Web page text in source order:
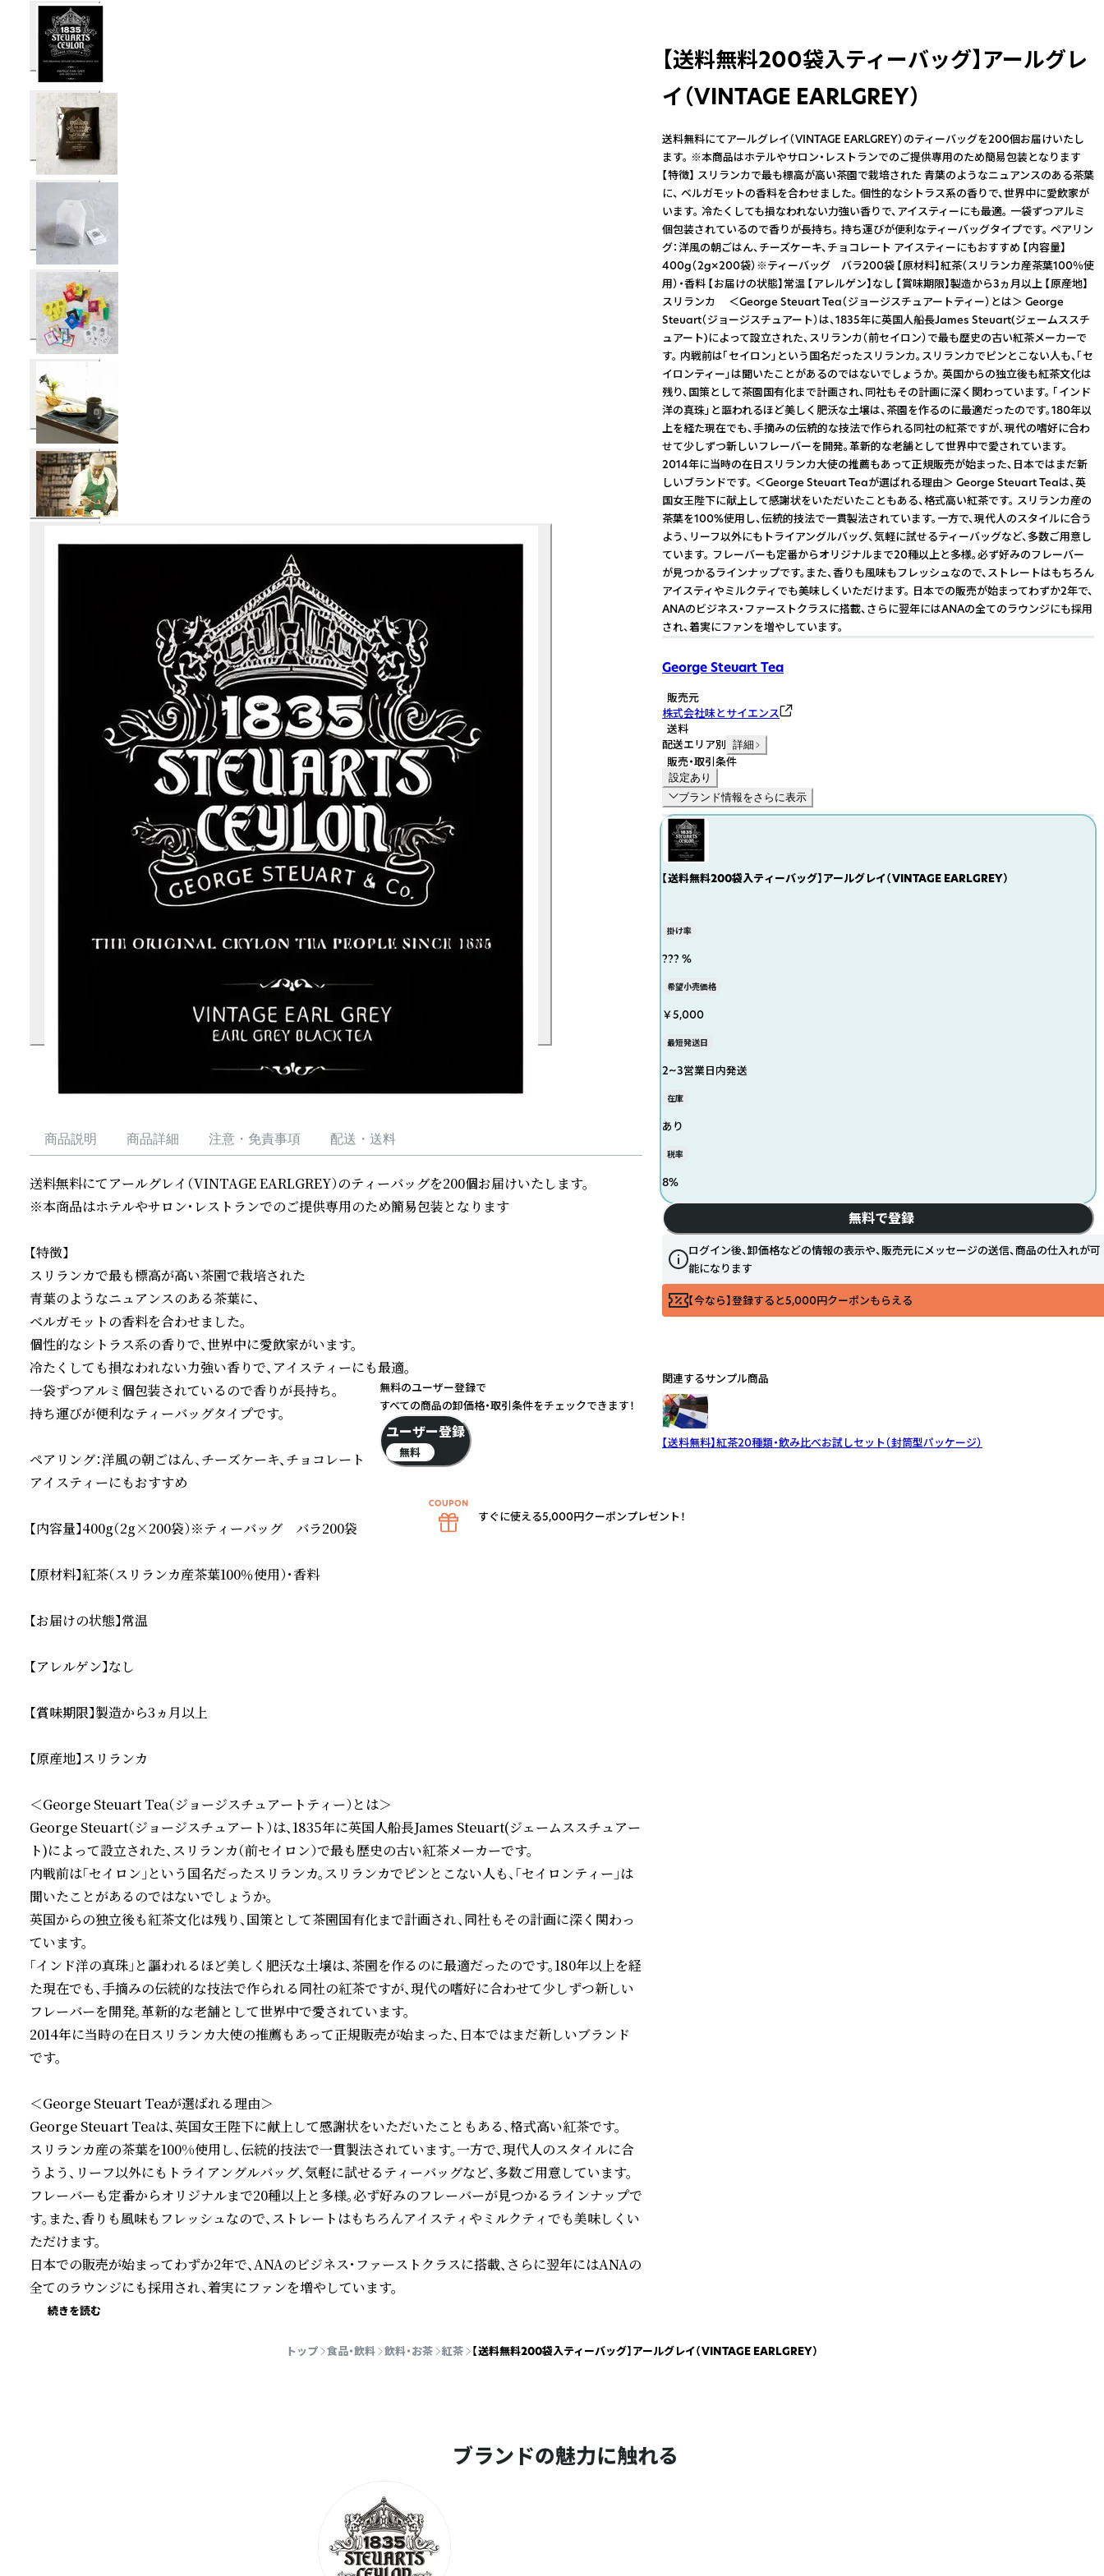
商品説明 商品詳細 注意・免責事項 配送・送料
送料無料にてアールグレイ（VINTAGE EARLGREY）のティーバッグを200個お届けいたします。
※本商品はホテルやサロン・レストランでのご提供専用のため簡易包装となります
【特徴】
スリランカで最も標高が高い茶園で栽培された
青葉のようなニュアンスのある茶葉に、
ベルガモットの香料を合わせました。
個性的なシトラス系の香りで、世界中に愛飲家がいます。
冷たくしても損なわれない力強い香りで、アイスティーにも最適。
一袋ずつアルミ個包装されているので香りが長持ち。
持ち運びが便利なティーバッグタイプです。
ペアリング：洋風の朝ごはん、チーズケーキ、チョコレート
アイスティーにもおすすめ
【内容量】400g（2g×200袋）※ティーバッグ　バラ200袋
【原材料】紅茶（スリランカ産茶葉100％使用）・香料
【お届けの状態】常温
【アレルゲン】なし
【賞味期限】製造から3ヵ月以上
【原産地】スリランカ
＜George Steuart Tea（ジョージスチュアートティー）とは＞
George Steuart（ジョージスチュアート）は、1835年に英国人船長James Steuart(ジェームススチュアー
ト)によって設立された、スリランカ（前セイロン）で最も歴史の古い紅茶メーカーです。
内戦前は「セイロン」という国名だったスリランカ。スリランカでピンとこない人も、「セイロンティー」は
聞いたことがあるのではないでしょうか。
英国からの独立後も紅茶文化は残り、国策として茶園国有化まで計画され、同社もその計画に深く関わっ
ています。
「インド洋の真珠」と謳われるほど美しく肥沃な土壌は、茶園を作るのに最適だったのです。180年以上を経
た現在でも、手摘みの伝統的な技法で作られる同社の紅茶ですが、現代の嗜好に合わせて少しずつ新しい
フレーバーを開発。革新的な老舗として世界中で愛されています。
2014年に当時の在日スリランカ大使の推薦もあって正規販売が始まった、日本ではまだ新しいブランド
です。
＜George Steuart Teaが選ばれる理由＞
George Steuart Teaは、英国女王陛下に献上して感謝状をいただいたこともある、格式高い紅茶です。
スリランカ産の茶葉を100%使用し、伝統的技法で一貫製法されています。一方で、現代人のスタイルに合
うよう、リーフ以外にもトライアングルバッグ、気軽に試せるティーバッグなど、多数ご用意しています。
フレーバーも定番からオリジナルまで20種以上と多様。必ず好みのフレーバーが見つかるラインナップで
す。また、香りも風味もフレッシュなので、ストレートはもちろんアイスティやミルクティでも美味しくい
ただけます。
日本での販売が始まってわずか2年で、ANAのビジネス・ファーストクラスに搭載、さらに翌年にはANAの
全てのラウンジにも採用され、着実にファンを増やしています。
続きを読む
【送料無料200袋入ティーバッグ】アールグレ
イ（VINTAGE EARLGREY）
送料無料にてアールグレイ（VINTAGE EARLGREY）のティーバッグを200個お届けいたし
ます。 ※本商品はホテルやサロン・レストランでのご提供専用のため簡易包装となります
【特徴】 スリランカで最も標高が高い茶園で栽培された 青葉のようなニュアンスのある茶葉
に、 ベルガモットの香料を合わせました。 個性的なシトラス系の香りで、世界中に愛飲家が
います。 冷たくしても損なわれない力強い香りで、アイスティーにも最適。 一袋ずつアルミ
個包装されているので香りが長持ち。 持ち運びが便利なティーバッグタイプです。 ペアリン
グ：洋風の朝ごはん、チーズケーキ、チョコレート アイスティーにもおすすめ 【内容量】
400g（2g×200袋）※ティーバッグ バラ200袋 【原材料】紅茶（スリランカ産茶葉100％使
用）・香料 【お届けの状態】常温 【アレルゲン】なし 【賞味期限】製造から3ヵ月以上 【原産地】
スリランカ ＜George Steuart Tea（ジョージスチュアートティー）とは＞ George
Steuart（ジョージスチュアート）は、1835年に英国人船長James Steuart(ジェームススチ
ュアート)によって設立された、スリランカ（前セイロン）で最も歴史の古い紅茶メーカーで
す。 内戦前は「セイロン」という国名だったスリランカ。スリランカでピンとこない人も、「セ
イロンティー」は聞いたことがあるのではないでしょうか。 英国からの独立後も紅茶文化は
残り、国策として茶園国有化まで計画され、同社もその計画に深く関わっています。 「インド
洋の真珠」と謳われるほど美しく肥沃な土壌は、茶園を作るのに最適だったのです。180年以
上を経た現在でも、手摘みの伝統的な技法で作られる同社の紅茶ですが、現代の嗜好に合わ
せて少しずつ新しいフレーバーを開発。革新的な老舗として世界中で愛されています。
2014年に当時の在日スリランカ大使の推薦もあって正規販売が始まった、日本ではまだ新
しいブランドです。 ＜George Steuart Teaが選ばれる理由＞ George Steuart Teaは、英
国女王陛下に献上して感謝状をいただいたこともある、格式高い紅茶です。 スリランカ産の
茶葉を100%使用し、伝統的技法で一貫製法されています。一方で、現代人のスタイルに合う
よう、リーフ以外にもトライアングルバッグ、気軽に試せるティーバッグなど、多数ご用意し
ています。 フレーバーも定番からオリジナルまで20種以上と多様。必ず好みのフレーバー
が見つかるラインナップです。また、香りも風味もフレッシュなので、ストレートはもちろん
アイスティやミルクティでも美味しくいただけます。 日本での販売が始まってわずか2年で、
ANAのビジネス・ファーストクラスに搭載、さらに翌年にはANAの全てのラウンジにも採用
され、着実にファンを増やしています。
George Steuart Tea
販売元
株式会社味とサイエンス
送料
配送エリア別 詳細
販売・取引条件
設定あり
ブランド情報をさらに表示
【送料無料200袋入ティーバッグ】アールグレイ（VINTAGE EARLGREY）
掛け率
??? %
希望小売価格
￥5,000
最短発送日
2~3営業日内発送
在庫
あり
税率
8%
無料で登録
ログイン後、卸価格などの情報の表示や、販売元にメッセージの送信、商品の仕入れが可
能になります
【今なら】登録すると5,000円クーポンもらえる
関連するサンプル商品
【送料無料】紅茶20種類・飲み比べお試しセット（封筒型パッケージ）
トップ 食品・飲料 飲料・お茶 紅茶 【送料無料200袋入ティーバッグ】アールグレイ（VINTAGE EARLGREY）
ブランドの魅力に触れる
無料のユーザー登録で
すべての商品の卸価格・取引条件をチェックできます！
ユーザー登録
無料
すぐに使える5,000円クーポンプレゼント！